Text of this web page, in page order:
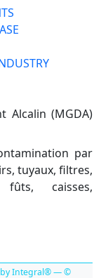
Alcalin (MGDA)
par
tuyaux, filtres,
fûts, caisses,
by Integral® — ©